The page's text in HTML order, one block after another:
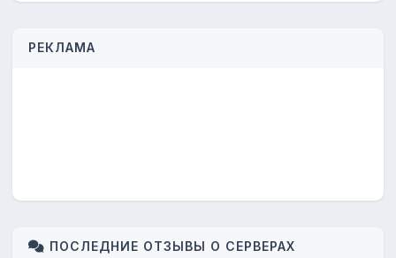
РЕКЛАМА
ПОСЛЕДНИЕ ОТЗЫВЫ О СЕРВЕРАХ